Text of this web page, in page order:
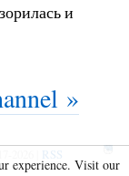
и
»
RSS
experience. Visit our